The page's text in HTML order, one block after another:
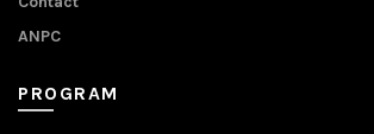
ANPC
PROGRAM